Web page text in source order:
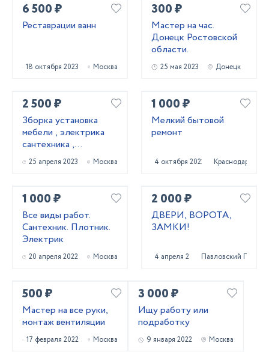
6 500 ₽
Реставрации ванн
18 октября 2023 Москва
300 ₽
Мастер на час.
Донецк Ростовской
области.
25 мая 2023 Донецк
2 500 ₽
Зборка установка
мебели , электрика
сантехника ,
устранение
неполадок
25 апреля 2023 Москва
1 000 ₽
Мелкий бытовой
ремонт
4 октября 2022 Краснодар
1 000 ₽
Все виды работ.
Сантехник. Плотник.
Электрик
20 апреля 2022 Москва
2 000 ₽
ДВЕРИ, ВОРОТА,
ЗАМКИ!
4 апреля 2022 Павловский Посад
500 ₽
Мастер на все руки,
монтаж вентиляции
17 февраля 2022 Москва
3 000 ₽
Ищу работу или
подработку
9 января 2022 Москва